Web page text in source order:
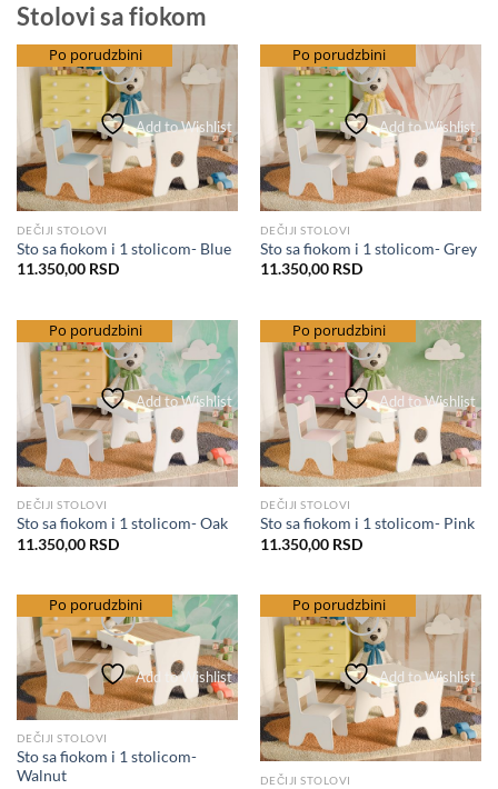
Stolovi sa fiokom
besplatna dostava
Po porudzbini
Add to Wishlist
DEČIJI STOLOVI
Sto sa fiokom i 1 stolicom- Blue
11.350,00 RSD
besplatna dostava
Po porudzbini
Add to Wishlist
DEČIJI STOLOVI
Sto sa fiokom i 1 stolicom- Grey
11.350,00 RSD
besplatna dostava
Po porudzbini
Add to Wishlist
DEČIJI STOLOVI
Sto sa fiokom i 1 stolicom- Oak
11.350,00 RSD
besplatna dostava
Po porudzbini
Add to Wishlist
DEČIJI STOLOVI
Sto sa fiokom i 1 stolicom- Pink
11.350,00 RSD
besplatna dostava
Po porudzbini
Add to Wishlist
DEČIJI STOLOVI
Sto sa fiokom i 1 stolicom-
Walnut
besplatna dostava
Po porudzbini
Add to Wishlist
DEČIJI STOLOVI